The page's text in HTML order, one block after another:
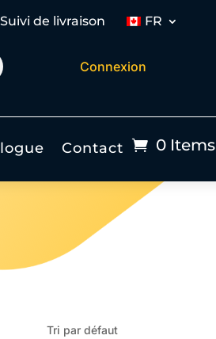
Suivi de livraison FR
Connexion
Contact 0 Items